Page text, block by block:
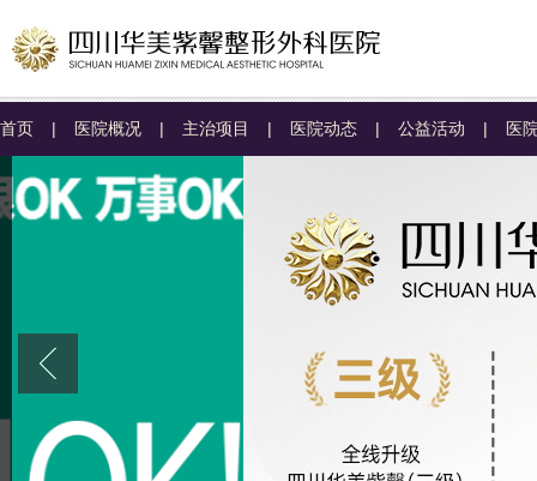
首页 | 医院概况 | 主治项目 | 医院动态 | 公益活动 | 医